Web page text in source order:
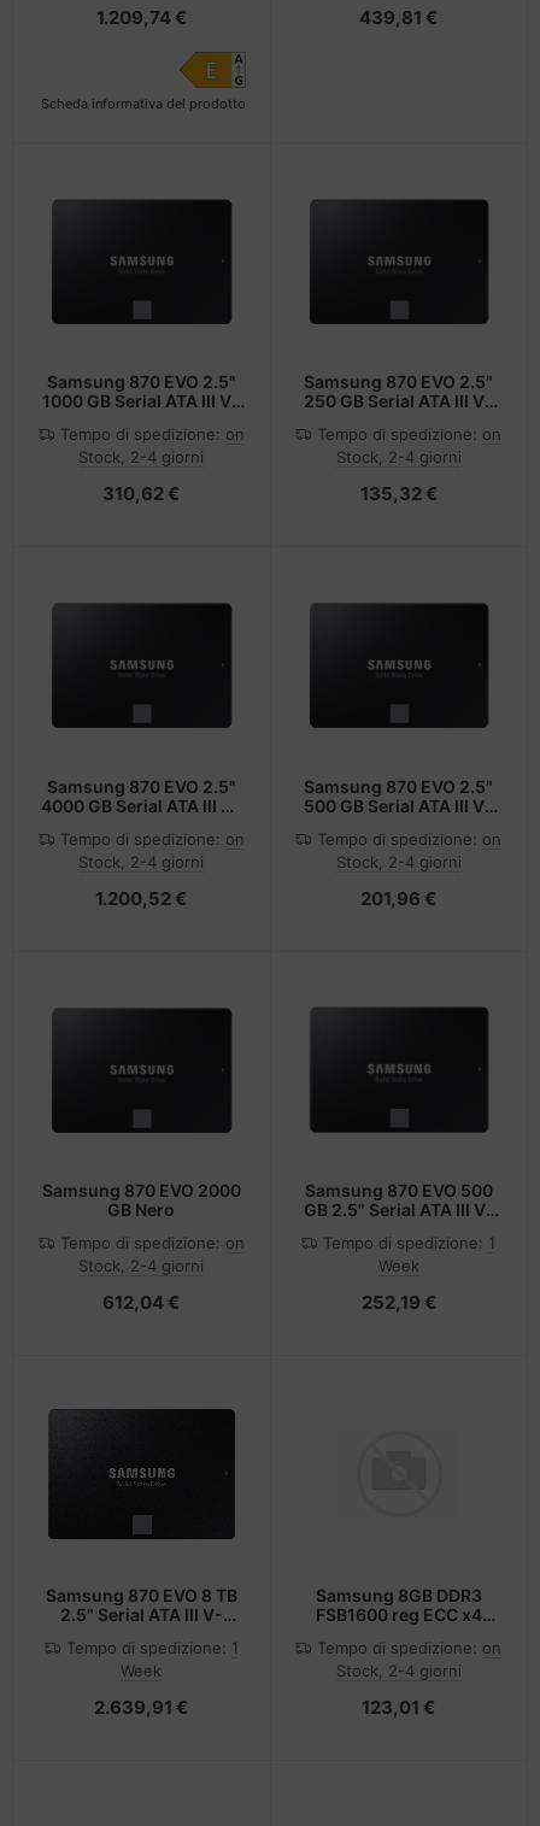
1.209,74 €
Scheda informativa del prodotto
439,81 €
Samsung 870 EVO 2.5"
1000 GB Serial ATA III V-
Tempo di spedizione: on
Stock, 2-4 giorni
310,62 €
Samsung 870 EVO 2.5"
250 GB Serial ATA III V-
Tempo di spedizione: on
Stock, 2-4 giorni
135,32 €
Samsung 870 EVO 2.5"
4000 GB Serial ATA III V-
Tempo di spedizione: on
Stock, 2-4 giorni
1.200,52 €
Samsung 870 EVO 2.5"
500 GB Serial ATA III V-
Tempo di spedizione: on
Stock, 2-4 giorni
201,96 €
Samsung 870 EVO 2000
GB Nero
Tempo di spedizione: on
Stock, 2-4 giorni
612,04 €
Samsung 870 EVO 500
GB 2.5" Serial ATA III V-
Tempo di spedizione: 1
Week
252,19 €
Samsung 870 EVO 8 TB
2.5" Serial ATA III V-
Tempo di spedizione: 1
Week
2.639,91 €
Samsung 8GB DDR3
FSB1600 reg ECC x4
Tempo di spedizione: on
Stock, 2-4 giorni
123,01 €